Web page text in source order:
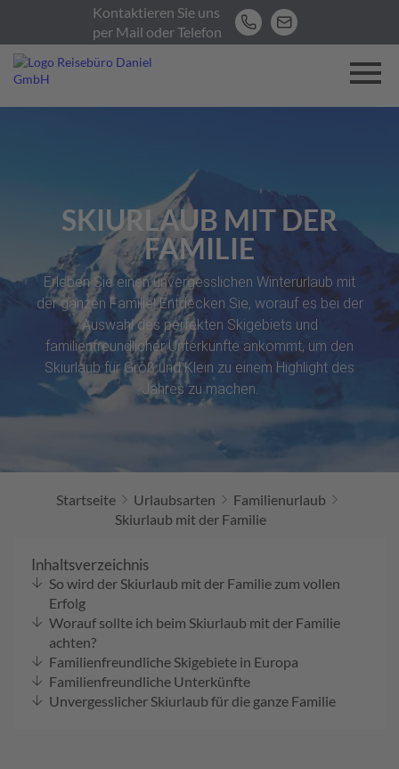
Kontaktieren Sie uns
per Mail oder Telefon
SKIURLAUB MIT DER
FAMILIE
Erleben Sie einen unvergesslichen Winterurlaub mit
der ganzen Familie! Entdecken Sie, worauf es bei der
Auswahl des perfekten Skigebiets und
familienfreundlicher Unterkünfte ankommt, um den
Skiurlaub für Groß und Klein zu einem Highlight des
Jahres zu machen.
Startseite Urlaubsarten
Familienurlaub
Skiurlaub mit der Familie
Inhaltsverzeichnis
So wird der Skiurlaub mit der Familie zum vollen
Erfolg
Worauf sollte ich beim Skiurlaub mit der Familie
achten?
Familienfreundliche Skigebiete in Europa
Familienfreundliche Unterkünfte
Unvergesslicher Skiurlaub für die ganze Familie